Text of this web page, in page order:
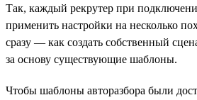
Так, каждый рекрутер при
применить настройки на несколько
сразу — как создать собственный
за основу существующие шаблоны.
Чтобы шаблоны авторазбора были